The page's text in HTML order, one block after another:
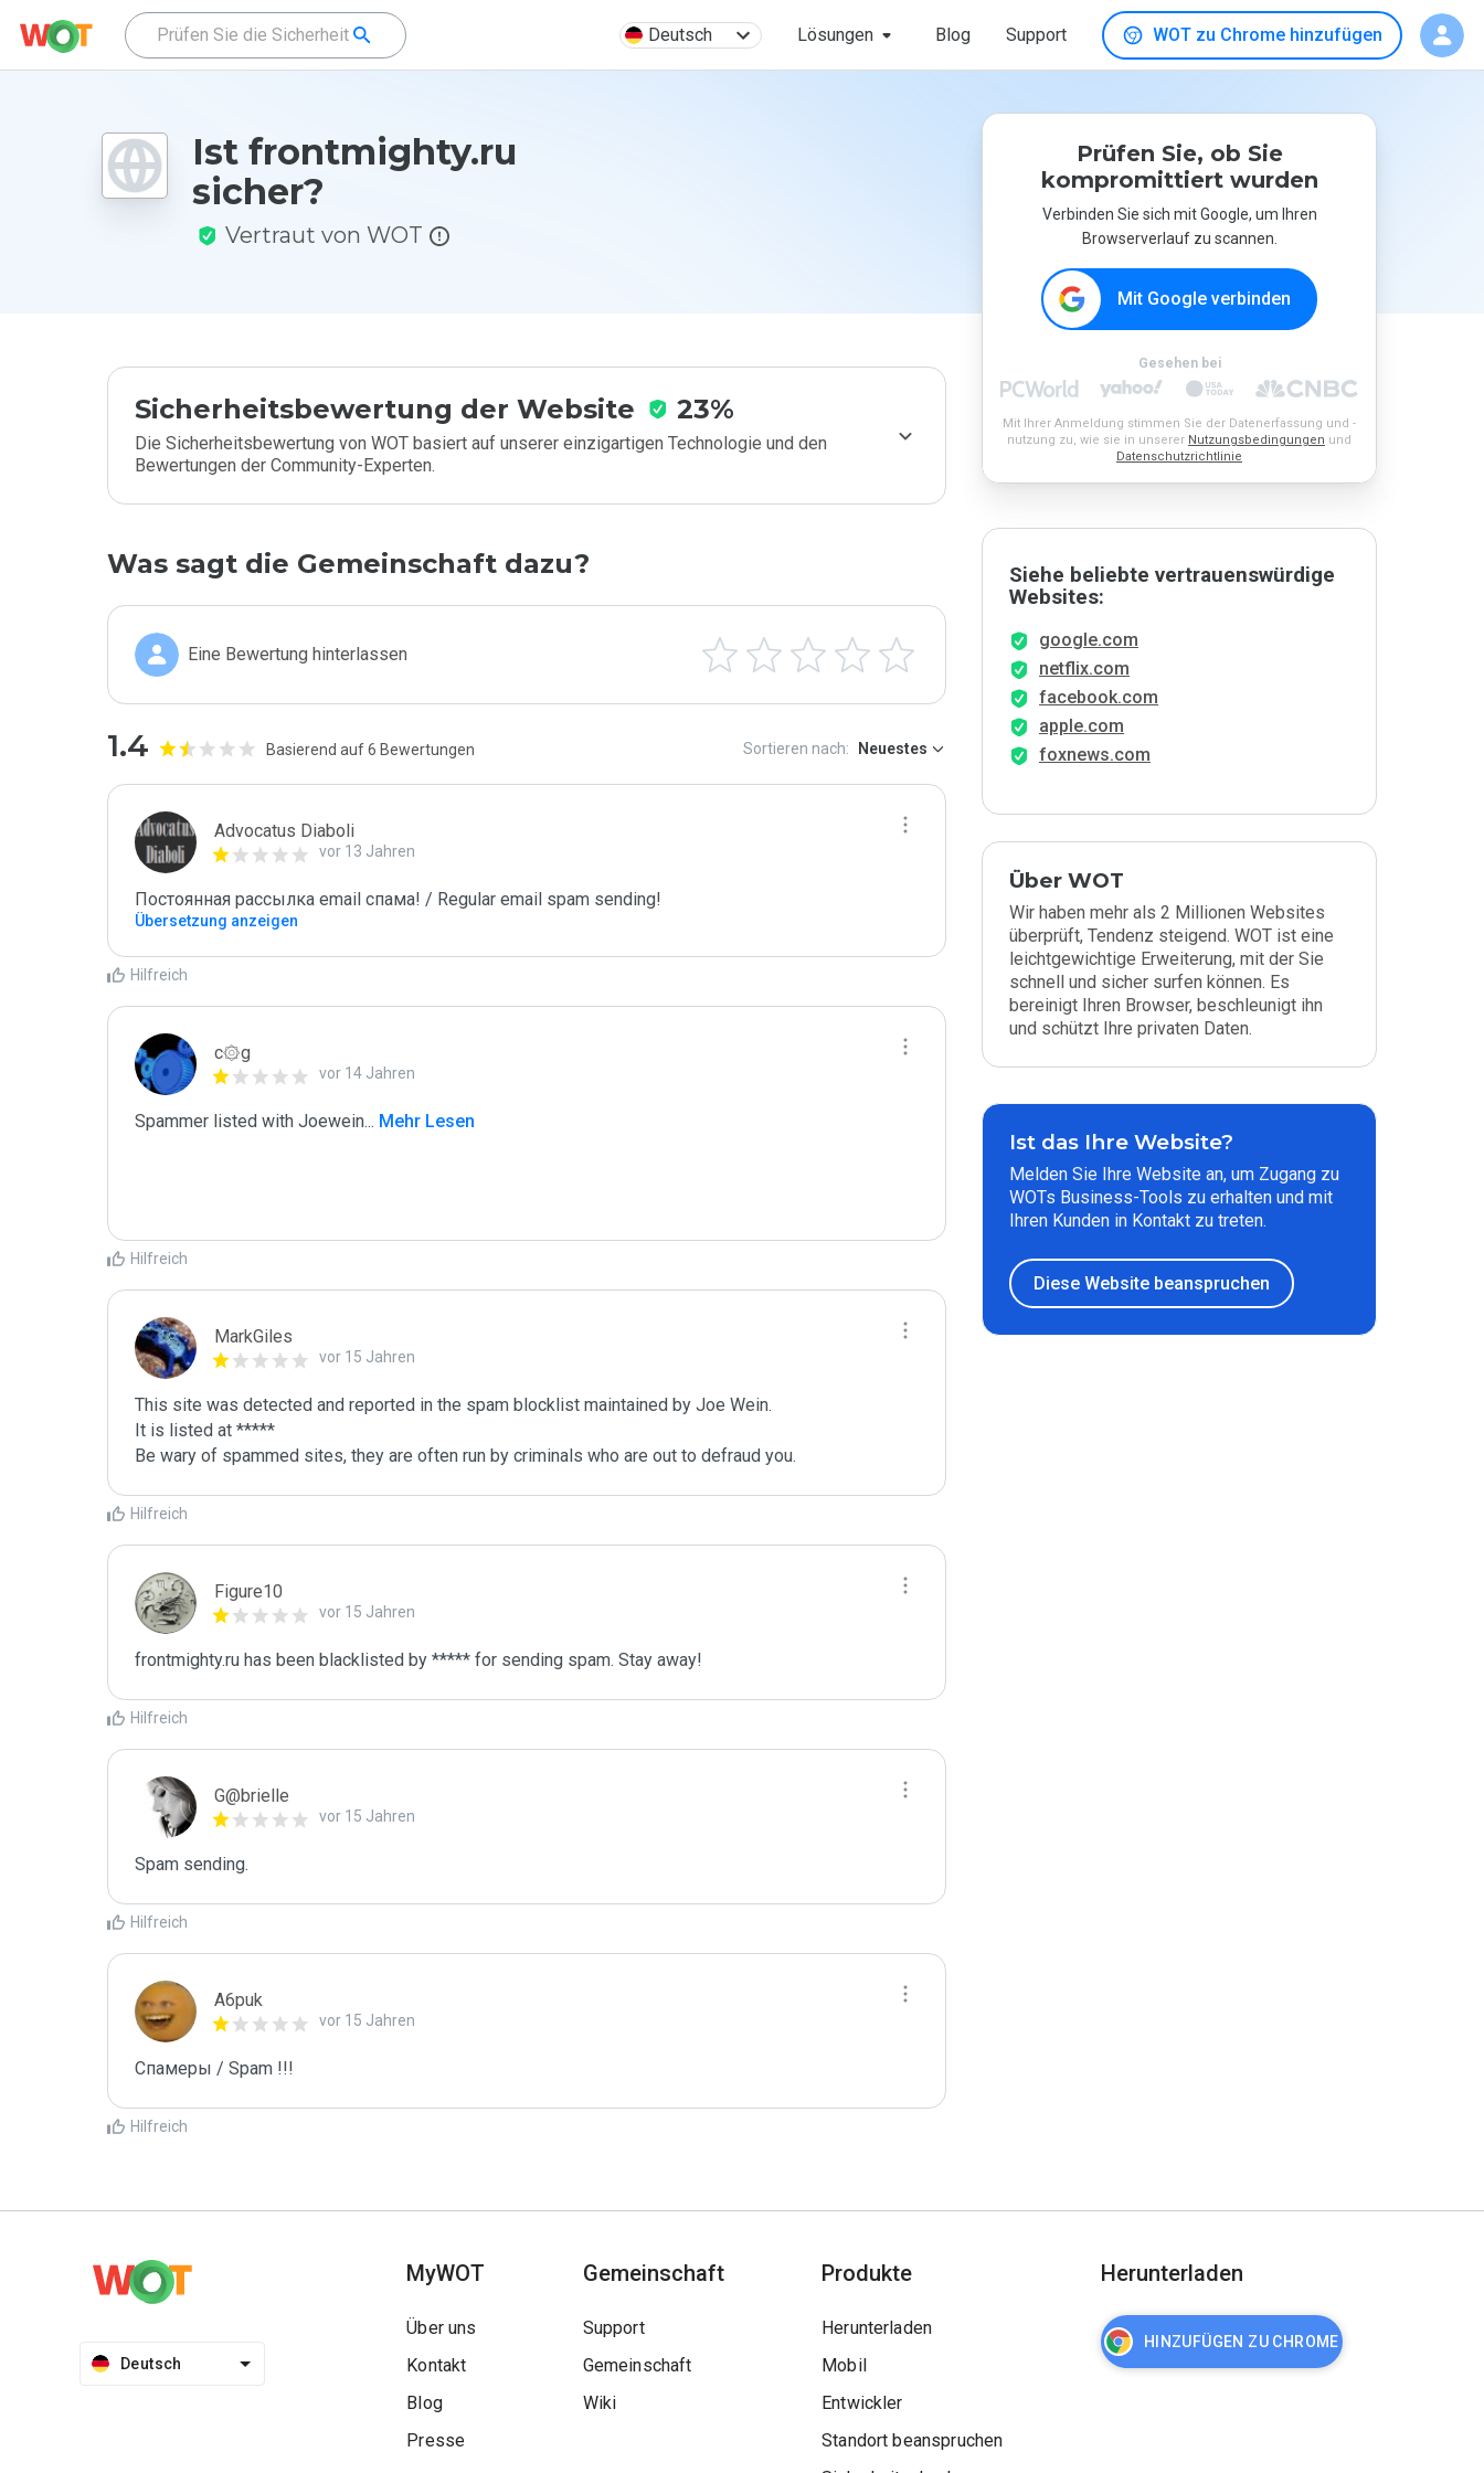
Deutsch Lösungen Blog Support WOT zu Chrome hinzufügen
Ist frontmighty.ru
sicher?
Vertraut von WOT
Sicherheitsbewertung der Website 23%
Die Sicherheitsbewertung von WOT basiert auf unserer einzigartigen Technologie und den
Bewertungen der Community-Experten.
Was sagt die Gemeinschaft dazu?
Eine Bewertung hinterlassen
1.4 Basierend auf 6 Bewertungen Sortieren nach: Neuestes
Advocatus Diaboli
vor 13 Jahren
Постоянная рассылка email спама! / Regular email spam sending!
Übersetzung anzeigen
Hilfreich
c۞g
vor 14 Jahren
Spammer listed with Joewein ... Mehr Lesen
Hilfreich
MarkGiles
vor 15 Jahren
This site was detected and reported in the spam blocklist maintained by Joe Wein.
It is listed at *****
Be wary of spammed sites, they are often run by criminals who are out to defraud you.
Hilfreich
Figure10
vor 15 Jahren
frontmighty.ru has been blacklisted by ***** for sending spam. Stay away!
Hilfreich
G@brielle
vor 15 Jahren
Spam sending.
Hilfreich
A6puk
vor 15 Jahren
Спамеры / Spam !!!
Hilfreich
Prüfen Sie, ob Sie
kompromittiert wurden
Verbinden Sie sich mit Google, um Ihren
Browserverlauf zu scannen.
Mit Google verbinden
Gesehen bei
Mit Ihrer Anmeldung stimmen Sie der Datenerfassung und -
nutzung zu, wie sie in unserer Nutzungsbedingungen und
Datenschutzrichtlinie
Siehe beliebte vertrauenswürdige
Websites:
google.com
netflix.com
facebook.com
apple.com
foxnews.com
Über WOT
Wir haben mehr als 2 Millionen Websites
überprüft, Tendenz steigend. WOT ist eine
leichtgewichtige Erweiterung, mit der Sie
schnell und sicher surfen können. Es
bereinigt Ihren Browser, beschleunigt ihn
und schützt Ihre privaten Daten.
Ist das Ihre Website?
Melden Sie Ihre Website an, um Zugang zu
WOTs Business-Tools zu erhalten und mit
Ihren Kunden in Kontakt zu treten.
Diese Website beanspruchen
Deutsch
MyWOT
Über uns
Kontakt
Blog
Presse
Gemeinschaft
Support
Gemeinschaft
Wiki
Produkte
Herunterladen
Mobil
Entwickler
Standort beanspruchen
Herunterladen
HINZUFÜGEN ZU CHROME